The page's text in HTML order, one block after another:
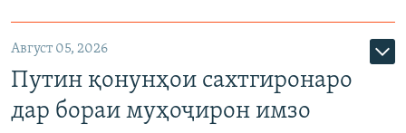
Август 05, 2026
Путин қонунҳои сахтгиронаро
дар бораи муҳоҷирон имзо